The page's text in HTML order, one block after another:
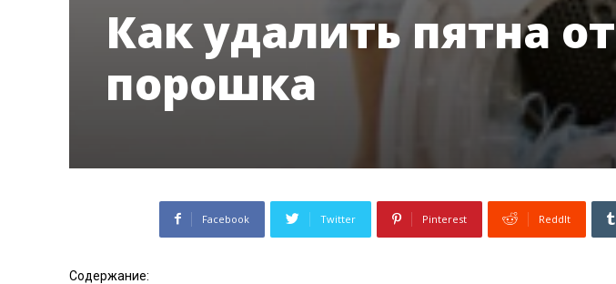
Как удалить пятна от
порошка
Facebook Twitter Pinterest ReddIt
Содержание: